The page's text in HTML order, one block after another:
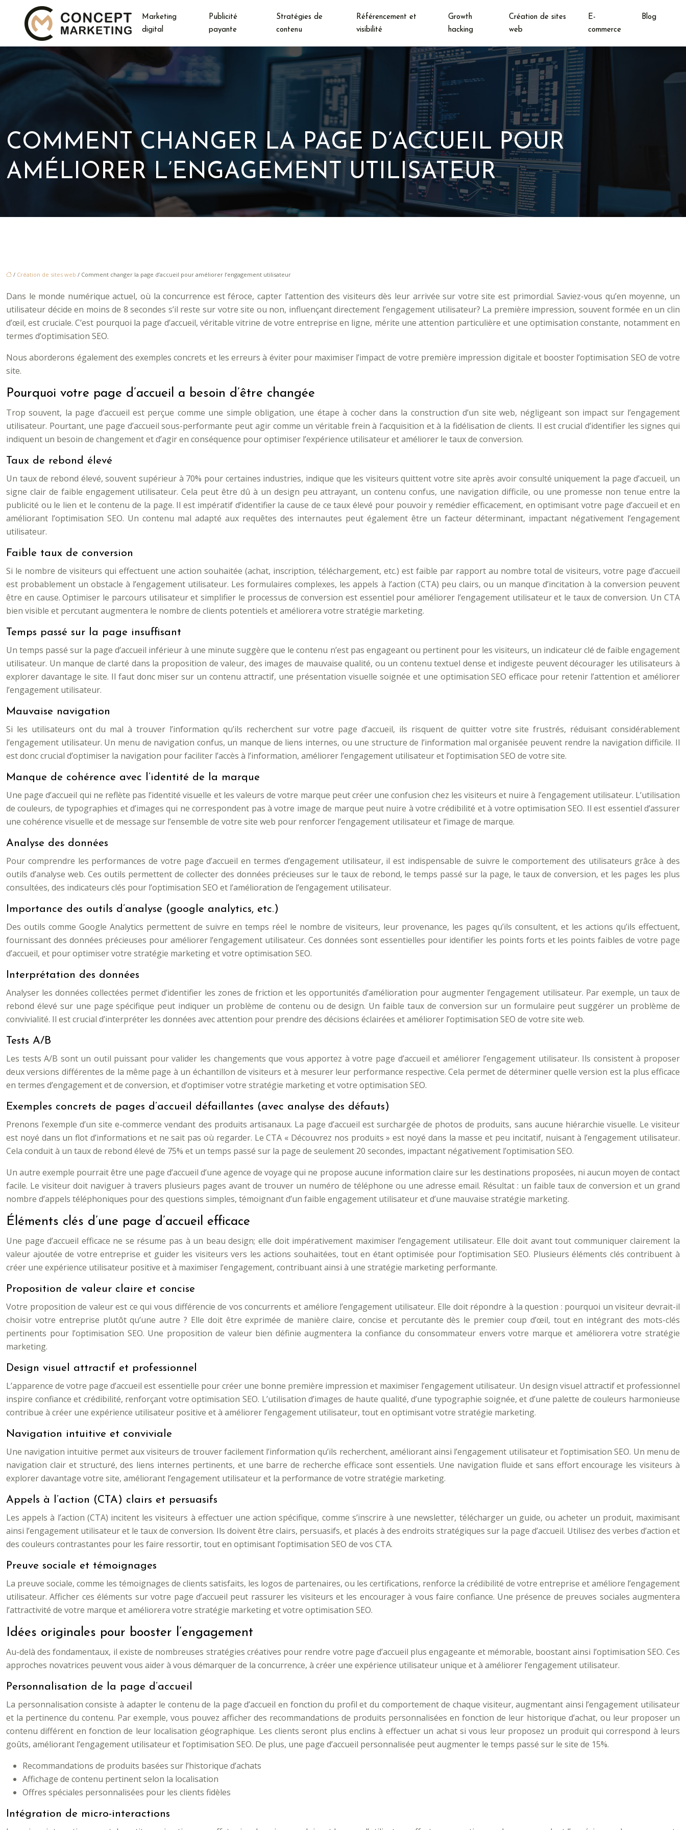
Marketing
digital
Publicité
payante
Stratégies de
contenu
Référencement et
visibilité
Growth
hacking
Création de sites
web
E-
commerce
Blog
COMMENT CHANGER LA PAGE D’ACCUEIL POUR
AMÉLIORER L’ENGAGEMENT UTILISATEUR
/ Création de sites web / Comment changer la page d’accueil pour améliorer l’engagement utilisateur
Dans le monde numérique actuel, où la concurrence est féroce, capter l’attention des visiteurs dès leur arrivée sur votre site est primordial. Saviez-vous qu’en moyenne, un
utilisateur décide en moins de 8 secondes s’il reste sur votre site ou non, influençant directement l’engagement utilisateur? La première impression, souvent formée en un clin
d’œil, est cruciale. C’est pourquoi la page d’accueil, véritable vitrine de votre entreprise en ligne, mérite une attention particulière et une optimisation constante, notamment en
termes d’optimisation SEO.
Nous aborderons également des exemples concrets et les erreurs à éviter pour maximiser l’impact de votre première impression digitale et booster l’optimisation SEO de votre
site.
Pourquoi votre page d’accueil a besoin d’être changée
Trop souvent, la page d’accueil est perçue comme une simple obligation, une étape à cocher dans la construction d’un site web, négligeant son impact sur l’engagement
utilisateur. Pourtant, une page d’accueil sous-performante peut agir comme un véritable frein à l’acquisition et à la fidélisation de clients. Il est crucial d’identifier les signes qui
indiquent un besoin de changement et d’agir en conséquence pour optimiser l’expérience utilisateur et améliorer le taux de conversion.
Taux de rebond élevé
Un taux de rebond élevé, souvent supérieur à 70% pour certaines industries, indique que les visiteurs quittent votre site après avoir consulté uniquement la page d’accueil, un
signe clair de faible engagement utilisateur. Cela peut être dû à un design peu attrayant, un contenu confus, une navigation difficile, ou une promesse non tenue entre la
publicité ou le lien et le contenu de la page. Il est impératif d’identifier la cause de ce taux élevé pour pouvoir y remédier efficacement, en optimisant votre page d’accueil et en
améliorant l’optimisation SEO. Un contenu mal adapté aux requêtes des internautes peut également être un facteur déterminant, impactant négativement l’engagement
utilisateur.
Faible taux de conversion
Si le nombre de visiteurs qui effectuent une action souhaitée (achat, inscription, téléchargement, etc.) est faible par rapport au nombre total de visiteurs, votre page d’accueil
est probablement un obstacle à l’engagement utilisateur. Les formulaires complexes, les appels à l’action (CTA) peu clairs, ou un manque d’incitation à la conversion peuvent
être en cause. Optimiser le parcours utilisateur et simplifier le processus de conversion est essentiel pour améliorer l’engagement utilisateur et le taux de conversion. Un CTA
bien visible et percutant augmentera le nombre de clients potentiels et améliorera votre stratégie marketing.
Temps passé sur la page insuffisant
Un temps passé sur la page d’accueil inférieur à une minute suggère que le contenu n’est pas engageant ou pertinent pour les visiteurs, un indicateur clé de faible engagement
utilisateur. Un manque de clarté dans la proposition de valeur, des images de mauvaise qualité, ou un contenu textuel dense et indigeste peuvent décourager les utilisateurs à
explorer davantage le site. Il faut donc miser sur un contenu attractif, une présentation visuelle soignée et une optimisation SEO efficace pour retenir l’attention et améliorer
l’engagement utilisateur.
Mauvaise navigation
Si les utilisateurs ont du mal à trouver l’information qu’ils recherchent sur votre page d’accueil, ils risquent de quitter votre site frustrés, réduisant considérablement
l’engagement utilisateur. Un menu de navigation confus, un manque de liens internes, ou une structure de l’information mal organisée peuvent rendre la navigation difficile. Il
est donc crucial d’optimiser la navigation pour faciliter l’accès à l’information, améliorer l’engagement utilisateur et l’optimisation SEO de votre site.
Manque de cohérence avec l’identité de la marque
Une page d’accueil qui ne reflète pas l’identité visuelle et les valeurs de votre marque peut créer une confusion chez les visiteurs et nuire à l’engagement utilisateur. L’utilisation
de couleurs, de typographies et d’images qui ne correspondent pas à votre image de marque peut nuire à votre crédibilité et à votre optimisation SEO. Il est essentiel d’assurer
une cohérence visuelle et de message sur l’ensemble de votre site web pour renforcer l’engagement utilisateur et l’image de marque.
Analyse des données
Pour comprendre les performances de votre page d’accueil en termes d’engagement utilisateur, il est indispensable de suivre le comportement des utilisateurs grâce à des
outils d’analyse web. Ces outils permettent de collecter des données précieuses sur le taux de rebond, le temps passé sur la page, le taux de conversion, et les pages les plus
consultées, des indicateurs clés pour l’optimisation SEO et l’amélioration de l’engagement utilisateur.
Importance des outils d’analyse (google analytics, etc.)
Des outils comme Google Analytics permettent de suivre en temps réel le nombre de visiteurs, leur provenance, les pages qu’ils consultent, et les actions qu’ils effectuent,
fournissant des données précieuses pour améliorer l’engagement utilisateur. Ces données sont essentielles pour identifier les points forts et les points faibles de votre page
d’accueil, et pour optimiser votre stratégie marketing et votre optimisation SEO.
Interprétation des données
Analyser les données collectées permet d’identifier les zones de friction et les opportunités d’amélioration pour augmenter l’engagement utilisateur. Par exemple, un taux de
rebond élevé sur une page spécifique peut indiquer un problème de contenu ou de design. Un faible taux de conversion sur un formulaire peut suggérer un problème de
convivialité. Il est crucial d’interpréter les données avec attention pour prendre des décisions éclairées et améliorer l’optimisation SEO de votre site web.
Tests A/B
Les tests A/B sont un outil puissant pour valider les changements que vous apportez à votre page d’accueil et améliorer l’engagement utilisateur. Ils consistent à proposer
deux versions différentes de la même page à un échantillon de visiteurs et à mesurer leur performance respective. Cela permet de déterminer quelle version est la plus efficace
en termes d’engagement et de conversion, et d’optimiser votre stratégie marketing et votre optimisation SEO.
Exemples concrets de pages d’accueil défaillantes (avec analyse des défauts)
Prenons l’exemple d’un site e-commerce vendant des produits artisanaux. La page d’accueil est surchargée de photos de produits, sans aucune hiérarchie visuelle. Le visiteur
est noyé dans un flot d’informations et ne sait pas où regarder. Le CTA « Découvrez nos produits » est noyé dans la masse et peu incitatif, nuisant à l’engagement utilisateur.
Cela conduit à un taux de rebond élevé de 75% et un temps passé sur la page de seulement 20 secondes, impactant négativement l’optimisation SEO.
Un autre exemple pourrait être une page d’accueil d’une agence de voyage qui ne propose aucune information claire sur les destinations proposées, ni aucun moyen de contact
facile. Le visiteur doit naviguer à travers plusieurs pages avant de trouver un numéro de téléphone ou une adresse email. Résultat : un faible taux de conversion et un grand
nombre d’appels téléphoniques pour des questions simples, témoignant d’un faible engagement utilisateur et d’une mauvaise stratégie marketing.
Éléments clés d’une page d’accueil efficace
Une page d’accueil efficace ne se résume pas à un beau design; elle doit impérativement maximiser l’engagement utilisateur. Elle doit avant tout communiquer clairement la
valeur ajoutée de votre entreprise et guider les visiteurs vers les actions souhaitées, tout en étant optimisée pour l’optimisation SEO. Plusieurs éléments clés contribuent à
créer une expérience utilisateur positive et à maximiser l’engagement, contribuant ainsi à une stratégie marketing performante.
Proposition de valeur claire et concise
Votre proposition de valeur est ce qui vous différencie de vos concurrents et améliore l’engagement utilisateur. Elle doit répondre à la question : pourquoi un visiteur devrait-il
choisir votre entreprise plutôt qu’une autre ? Elle doit être exprimée de manière claire, concise et percutante dès le premier coup d’œil, tout en intégrant des mots-clés
pertinents pour l’optimisation SEO. Une proposition de valeur bien définie augmentera la confiance du consommateur envers votre marque et améliorera votre stratégie
marketing.
Design visuel attractif et professionnel
L’apparence de votre page d’accueil est essentielle pour créer une bonne première impression et maximiser l’engagement utilisateur. Un design visuel attractif et professionnel
inspire confiance et crédibilité, renforçant votre optimisation SEO. L’utilisation d’images de haute qualité, d’une typographie soignée, et d’une palette de couleurs harmonieuse
contribue à créer une expérience utilisateur positive et à améliorer l’engagement utilisateur, tout en optimisant votre stratégie marketing.
Navigation intuitive et conviviale
Une navigation intuitive permet aux visiteurs de trouver facilement l’information qu’ils recherchent, améliorant ainsi l’engagement utilisateur et l’optimisation SEO. Un menu de
navigation clair et structuré, des liens internes pertinents, et une barre de recherche efficace sont essentiels. Une navigation fluide et sans effort encourage les visiteurs à
explorer davantage votre site, améliorant l’engagement utilisateur et la performance de votre stratégie marketing.
Appels à l’action (CTA) clairs et persuasifs
Les appels à l’action (CTA) incitent les visiteurs à effectuer une action spécifique, comme s’inscrire à une newsletter, télécharger un guide, ou acheter un produit, maximisant
ainsi l’engagement utilisateur et le taux de conversion. Ils doivent être clairs, persuasifs, et placés à des endroits stratégiques sur la page d’accueil. Utilisez des verbes d’action et
des couleurs contrastantes pour les faire ressortir, tout en optimisant l’optimisation SEO de vos CTA.
Preuve sociale et témoignages
La preuve sociale, comme les témoignages de clients satisfaits, les logos de partenaires, ou les certifications, renforce la crédibilité de votre entreprise et améliore l’engagement
utilisateur. Afficher ces éléments sur votre page d’accueil peut rassurer les visiteurs et les encourager à vous faire confiance. Une présence de preuves sociales augmentera
l’attractivité de votre marque et améliorera votre stratégie marketing et votre optimisation SEO.
Idées originales pour booster l’engagement
Au-delà des fondamentaux, il existe de nombreuses stratégies créatives pour rendre votre page d’accueil plus engageante et mémorable, boostant ainsi l’optimisation SEO. Ces
approches novatrices peuvent vous aider à vous démarquer de la concurrence, à créer une expérience utilisateur unique et à améliorer l’engagement utilisateur.
Personnalisation de la page d’accueil
La personnalisation consiste à adapter le contenu de la page d’accueil en fonction du profil et du comportement de chaque visiteur, augmentant ainsi l’engagement utilisateur
et la pertinence du contenu. Par exemple, vous pouvez afficher des recommandations de produits personnalisées en fonction de leur historique d’achat, ou leur proposer un
contenu différent en fonction de leur localisation géographique. Les clients seront plus enclins à effectuer un achat si vous leur proposez un produit qui correspond à leurs
goûts, améliorant l’engagement utilisateur et l’optimisation SEO. De plus, une page d’accueil personnalisée peut augmenter le temps passé sur le site de 15%.
Recommandations de produits basées sur l’historique d’achats
Affichage de contenu pertinent selon la localisation
Offres spéciales personnalisées pour les clients fidèles
Intégration de micro-interactions